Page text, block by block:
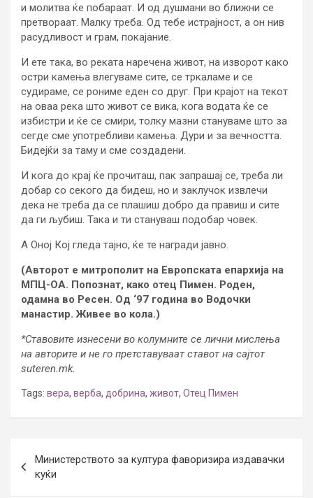
и молитва ќе побараат. И од душмани во ближни се
претвораат. Малку треба. Од тебе истрајност, а он нив
расудливост и грам, покајание.
И ете така, во реката наречена живот, на изворот како
остри камења влегуваме сите, се тркаламе и се
судираме, се рониме еден со друг. При крајот на текот
на оваа река што живот се вика, кога водата ќе се
избистри и ќе се смири, толку мазни стануваме што за
сегде сме употребливи камења. Дури и за вечността.
Бидејќи за таму и сме создадени.
И кога до крај ќе прочиташ, пак запрашај се, треба ли
добар со секого да бидеш, но и заклучок извлечи
дека не треба да се плашиш добро да правиш и сите
да ги љубиш. Така и ти стануваш подобар човек.
А Оној Кој гледа тајно, ќе те награди јавно.
(Авторот е митрополит на Европската епархија на
МПЦ-ОА. Попознат, како отец Пимен. Роден,
одамна во Ресен. Од ‘97 година во Водочки
манастир. Живее во кола.)
*Ставовите изнесени во колумните се лични мислења
на авторите и не го претставуваат ставот на сајтот
suteren.mk.
Tags: вера, верба, добрина, живот, Отец Пимен
navigation
Министерството за култура фаворизира издавачки
куќи